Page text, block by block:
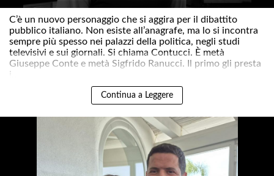
C’è un nuovo personaggio che si aggira per il dibattito
pubblico italiano. Non esiste all’anagrafe, ma lo si incontra
sempre più spesso nei palazzi della politica, negli studi
televisivi e sui giornali. Si chiama Contucci. È metà
Giuseppe Conte e metà Sigfrido Ranucci. Il primo gli presta
i..
Continua a Leggere